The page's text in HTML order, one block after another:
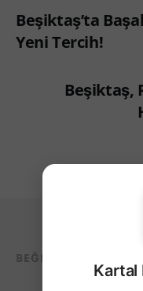
Beşiktaş’ta
Yeni Tercih!
Beşiktaş,
BEĞENEBILECEĞIN
Kartal